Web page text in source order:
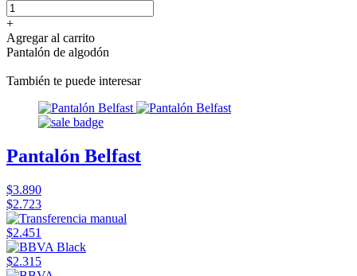
+
Agregar al carrito
Pantalón de algodón
También te puede interesar
Pantalón Belfast
$3.890
$2.723
$2.451
$2.315